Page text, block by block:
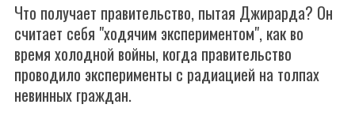
Что получает правительство, пытая Джирарда? Он
считает себя "ходячим экспериментом", как во
время холодной войны, когда правительство
проводило эксперименты с радиацией на толпах
невинных граждан.